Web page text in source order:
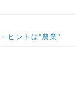
- ヒントは"農業"